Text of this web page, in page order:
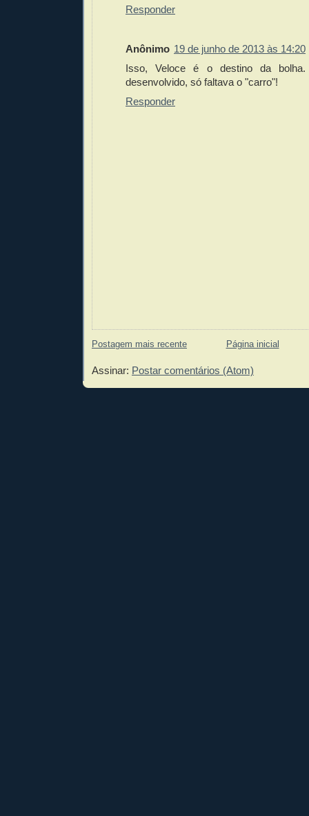
Responder
Anônimo 19 de junho de 2013 às 14:20
Isso, Veloce é o destino da
desenvolvido, só faltava o "carro"!
Responder
Postagem mais recente Página inicial
Assinar: Postar comentários (Atom)